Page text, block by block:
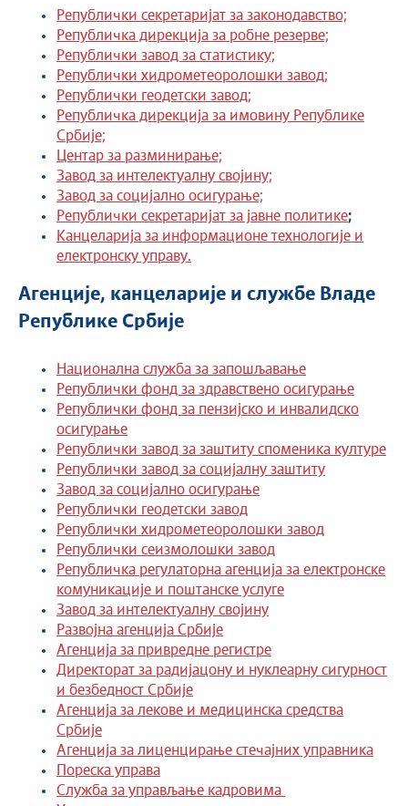
Републички секретаријат за законодавство;
Републичка дирекција за робне резерве;
Републички завод за статистику;
Републички хидрометеоролошки завод;
Републички геодетски завод;
Републичка дирекција за имовину Републике
Србије;
Центар за разминирање;
Завод за интелектуалну својину;
Завод за социјално осигурање;
Републички секретаријат за јавне политике;
Канцеларија за информационе технологије и
електронску управу.
Агенције, канцеларије и службе Владе
Републике Србије
Национална служба за запошљавање
Републички фонд за здравствено осигурање
Републички фонд за пензијско и инвалидско
осигурање
Републички завод за заштиту споменика културе
Републички завод за социјалну заштиту
Завод за социјално осигурање
Републички геодетски завод
Републички хидрометеоролошки завод
Републички сеизмолошки завод
Републичка регулаторна агенција за електронске
комуникације и поштанске услуге
Завод за интелектуалну својину
Развојна агенција Србије
Агенција за привредне регистре
Директорат за радијацону и нуклеарну сигурност
и безбедност Србије
Агенција за лекове и медицинска средства
Србије
Агенција за лиценцирање стечајних управника
Пореска управа
Служба за управљање кадровима